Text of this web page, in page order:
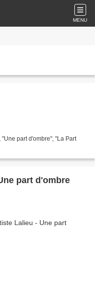
MENU
part d'ombre", "La Part
part d'ombre